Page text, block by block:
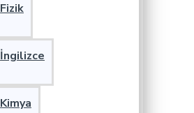
Fizik
İngilizce
Kimya